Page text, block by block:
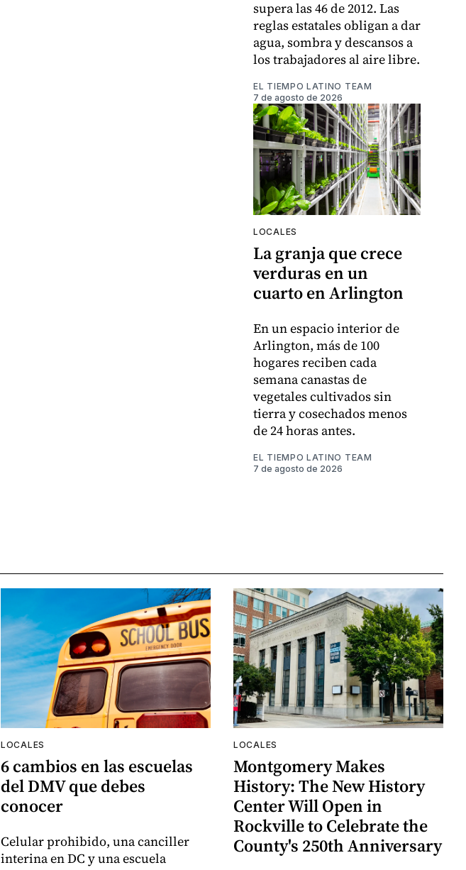
supera las 46 de 2012. Las
reglas estatales obligan a dar
agua, sombra y descansos a
los trabajadores al aire libre.
EL TIEMPO LATINO TEAM
7 de agosto de 2026
LOCALES
La granja que crece
verduras en un
cuarto en Arlington
En un espacio interior de
Arlington, más de 100
hogares reciben cada
semana canastas de
vegetales cultivados sin
tierra y cosechados menos
de 24 horas antes.
EL TIEMPO LATINO TEAM
7 de agosto de 2026
LOCALES
6 cambios en las escuelas
del DMV que debes
conocer
Celular prohibido, una canciller
interina en DC y una escuela
LOCALES
Montgomery Makes
History: The New History
Center Will Open in
Rockville to Celebrate the
County's 250th Anniversary